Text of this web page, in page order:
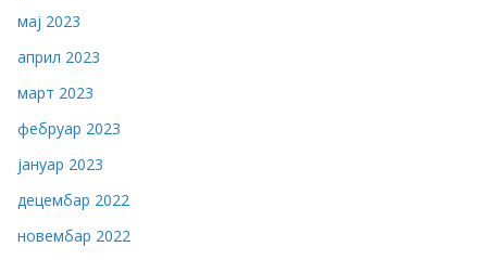
мај 2023
април 2023
март 2023
фебруар 2023
јануар 2023
децембар 2022
новембар 2022